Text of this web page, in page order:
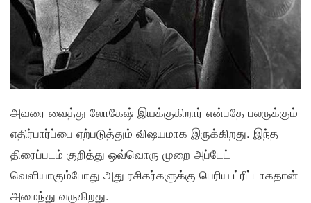
அவரை வைத்து லோகேஷ் இயக்குகிறார் என்பதே பலருக்கும்
எதிர்பார்ப்பை ஏற்படுத்தும் விஷயமாக இருக்கிறது. இந்த
திரைப்படம் குறித்து ஒவ்வொரு முறை அப்டேட்
வெளியாகும்போது அது ரசிகர்களுக்கு பெரிய ட்ரீட்டாகதான்
அமைந்து வருகிறது.